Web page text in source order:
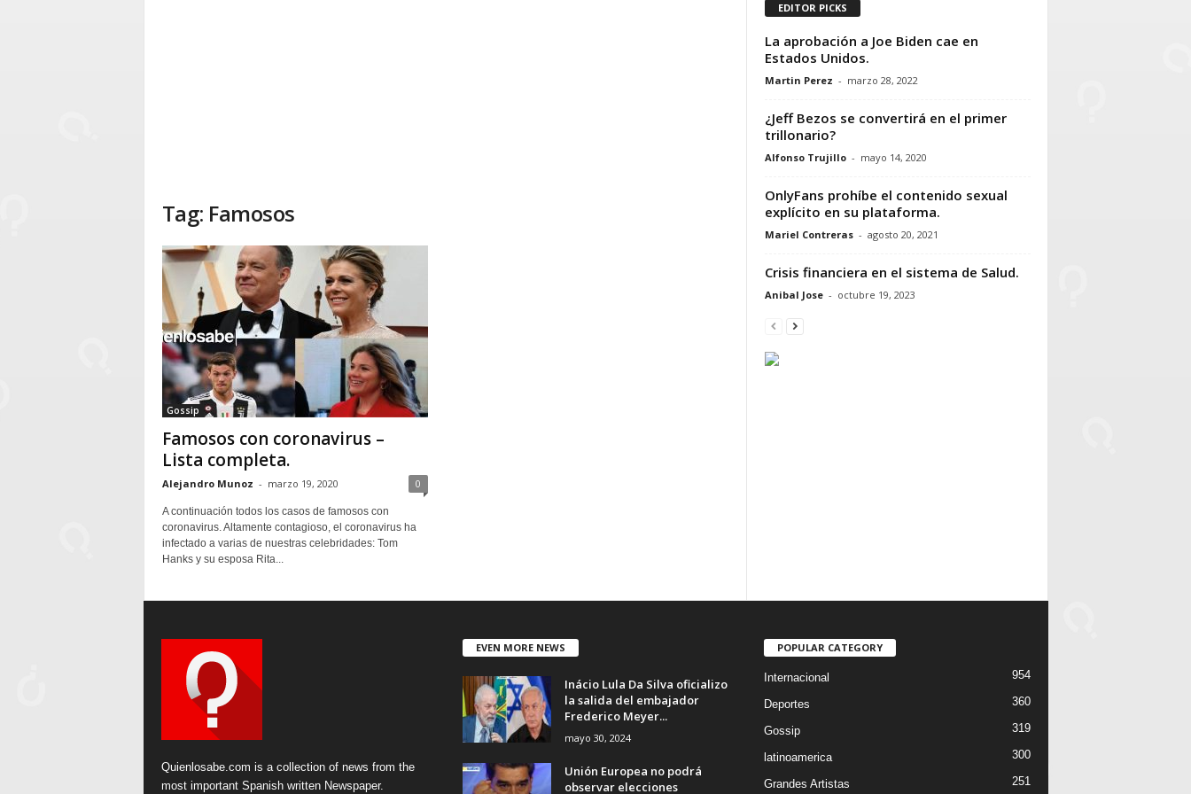
Tag: Famosos
Gossip
Famosos con coronavirus –
Lista completa.
Alejandro Munoz - marzo 19, 2020 0
A continuación todos los casos de famosos con
coronavirus. Altamente contagioso, el coronavirus ha
infectado a varias de nuestras celebridades: Tom
Hanks y su esposa Rita...
EDITOR PICKS
La aprobación a Joe Biden cae en
Estados Unidos.
Martin Perez - marzo 28, 2022
¿Jeff Bezos se convertirá en el primer
trillonario?
Alfonso Trujillo - mayo 14, 2020
OnlyFans prohíbe el contenido sexual
explícito en su plataforma.
Mariel Contreras - agosto 20, 2021
Crisis financiera en el sistema de Salud.
Anibal Jose - octubre 19, 2023
Quienlosabe.com is a collection of news from the
most important Spanish written Newspaper.
EVEN MORE NEWS
Inácio Lula Da Silva oficializo
la salida del embajador
Frederico Meyer...
mayo 30, 2024
Unión Europea no podrá
observar elecciones
POPULAR CATEGORY
Internacional 954
Deportes 360
Gossip 319
latinoamerica 300
Grandes Artistas 251